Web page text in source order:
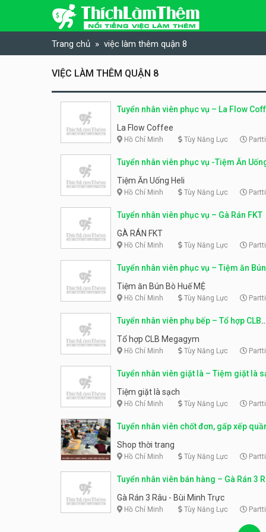
Skip to content
Trang chủ việc làm thêm quận 8
VIỆC LÀM THÊM QUẬN 8
Tuyển nhân viên phục vụ – La Flow
La Flow Coffee
Hồ Chí Minh Tùy Năng Lực
Tuyển nhân viên phục vụ -Tiệm Ăn
Tiệm Ăn Uống Heli
Hồ Chí Minh Tùy Năng Lực
Tuyển nhân viên phục vụ – Gà Rán FKT
GÀ RÁN FKT
Hồ Chí Minh Tùy Năng Lực
Tuyển nhân viên phục vụ – Tiệm ăn
MỆ
Tiệm ăn Bún Bò Huế MỆ
Hồ Chí Minh Tùy Năng Lực
Tuyển nhân viên phụ bếp – Tổ hợp CLB
Megagym
Tổ hợp CLB Megagym
Hồ Chí Minh Tùy Năng Lực
Tuyển nhân viên giặt là – Tiệm giặt là
Tiệm giặt là sạch
Hồ Chí Minh Tùy Năng Lực
Tuyển nhân viên chốt đơn, gấp xếp
Shop thời trang
Hồ Chí Minh Tùy Năng Lực
Tuyển nhân viên bán hàng – Gà Rán 3
Minh Trực
Gà Rán 3 Râu - Bùi Minh Trực
Hồ Chí Minh Tùy Năng Lực